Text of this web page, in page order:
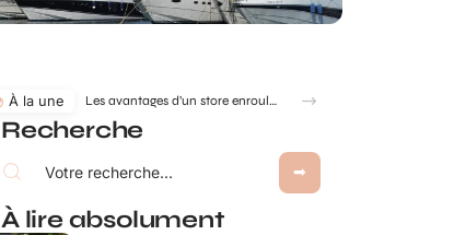
À la une Les avantages d’un store enrouleur sur mesure : confort, design et adaptabilité
Recherche
À lire absolument